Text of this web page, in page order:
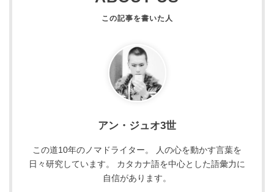
アン・ジュオ3世
この道10年のノマドライター。 人の心を動かす言葉を
日々研究しています。 カタカナ語を中心とした語彙力に
自信があります。